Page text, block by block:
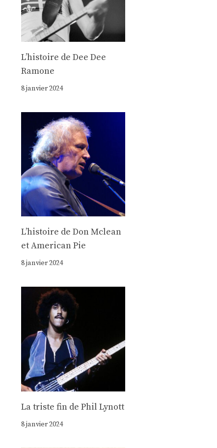
Lʼhistoire de Dee Dee
Ramone
8 janvier 2024
Lʼhistoire de Don Mclean
et American Pie
8 janvier 2024
La triste fin de Phil Lynott
8 janvier 2024